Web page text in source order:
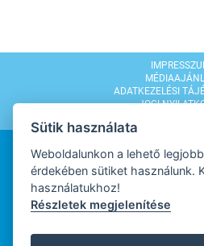
ADATKEZELÉSI
JOGI
WEBDESIGN
Sütik használata
Weboldalunkon a lehető
érdekében sütiket használunk.
használatukhoz!
Részletek megjelenítése